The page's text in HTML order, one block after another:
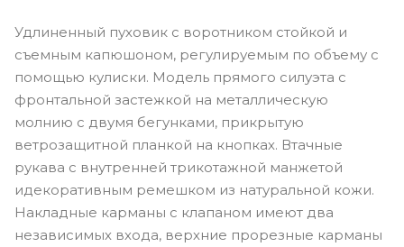
Удлиненный пуховик с воротником стойкой и
съемным капюшоном, регулируемым по объему с
помощью кулиски. Модель прямого силуэта с
фронтальной застежкой на металлическую
молнию с двумя бегунками, прикрытую
ветрозащитной планкой на кнопках. Втачные
рукава с внутренней трикотажной манжетой
идекоративным ремешком из натуральной кожи.
Накладные карманы с клапаном имеют два
независимых входа, верхние прорезные карманы